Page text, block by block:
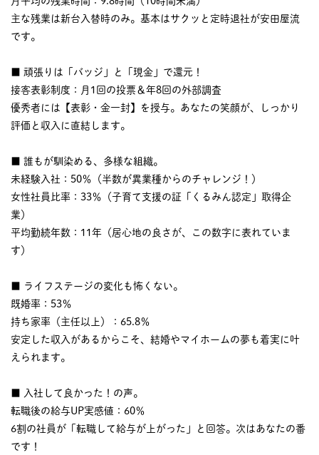
主な残業は新台入替時のみ。基本はサクッと定時退社が安田屋流
です。
■ 頑張りは「バッジ」と「現金」で還元！
接客表彰制度：月1回の投票＆年8回の外部調査
優秀者には【表彰・金一封】を授与。あなたの笑顔が、しっかり
評価と収入に直結します。
■ 誰もが馴染める、多様な組織。
未経験入社：50％（半数が異業種からのチャレンジ！）
女性社員比率：33％（子育て支援の証「くるみん認定」取得企
業）
平均勤続年数：11年（居心地の良さが、この数字に表れていま
す）
■ ライフステージの変化も怖くない。
既婚率：53％
持ち家率（主任以上）：65.8％
安定した収入があるからこそ、結婚やマイホームの夢も着実に叶
えられます。
■ 入社して良かった！の声。
転職後の給与UP実感値：60％
6割の社員が「転職して給与が上がった」と回答。次はあなたの番
です！